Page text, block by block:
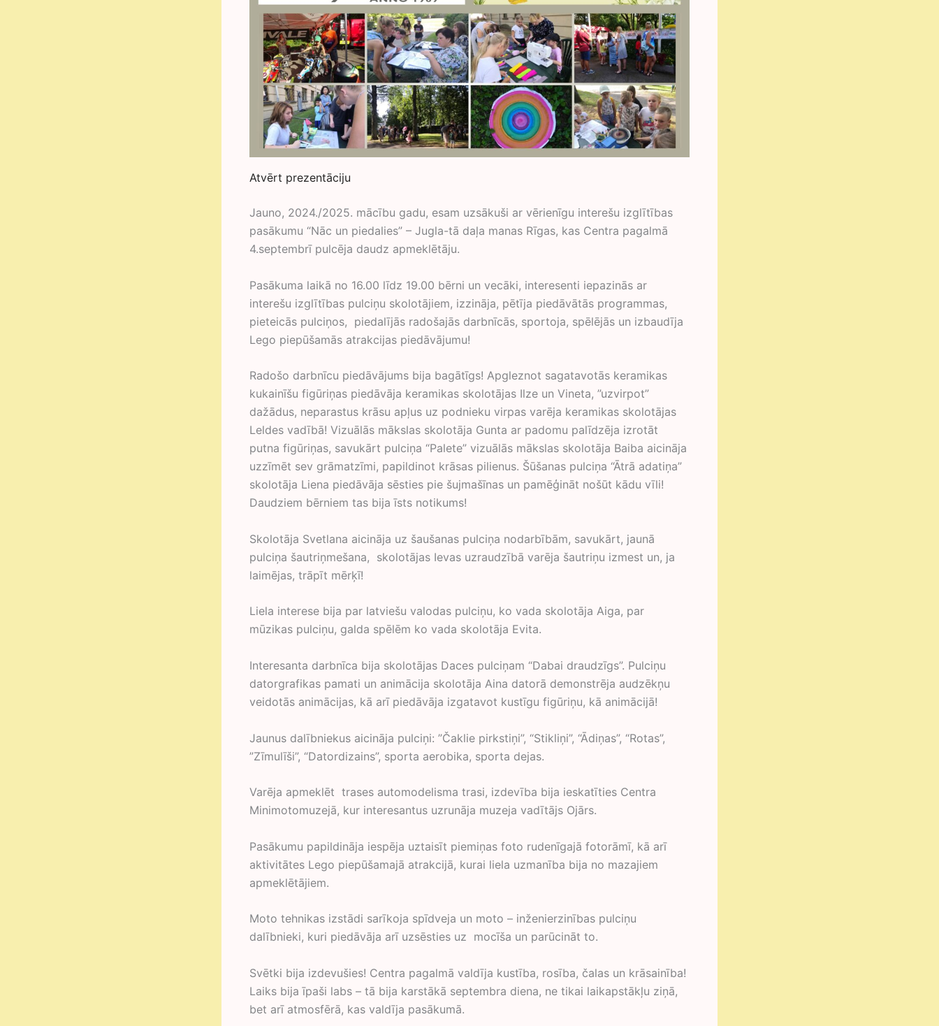
Atvērt prezentāciju
Jauno, 2024./2025. mācību gadu, esam uzsākuši ar vērienīgu interešu izglītības
pasākumu “Nāc un piedalies” – Jugla-tā daļa manas Rīgas, kas Centra pagalmā
4.septembrī pulcēja daudz apmeklētāju.
Pasākuma laikā no 16.00 līdz 19.00 bērni un vecāki, interesenti iepazinās ar
interešu izglītības pulciņu skolotājiem, izzināja, pētīja piedāvātās programmas,
pieteicās pulciņos, piedalījās radošajās darbnīcās, sportoja, spēlējās un izbaudīja
Lego piepūšamās atrakcijas piedāvājumu!
Radošo darbnīcu piedāvājums bija bagātīgs! Apgleznot sagatavotās keramikas
kukainīšu figūriņas piedāvāja keramikas skolotājas Ilze un Vineta, ”uzvirpot”
dažādus, neparastus krāsu apļus uz podnieku virpas varēja keramikas skolotājas
Leldes vadībā! Vizuālās mākslas skolotāja Gunta ar padomu palīdzēja izrotāt
putna figūriņas, savukārt pulciņa “Palete” vizuālās mākslas skolotāja Baiba aicināja
uzzīmēt sev grāmatzīmi, papildinot krāsas pilienus. Šūšanas pulciņa “Ātrā adatiņa”
skolotāja Liena piedāvāja sēsties pie šujmašīnas un pamēģināt nošūt kādu vīli!
Daudziem bērniem tas bija īsts notikums!
Skolotāja Svetlana aicināja uz šaušanas pulciņa nodarbībām, savukārt, jaunā
pulciņa šautriņmešana, skolotājas Ievas uzraudzībā varēja šautriņu izmest un, ja
laimējas, trāpīt mērķī!
Liela interese bija par latviešu valodas pulciņu, ko vada skolotāja Aiga, par
mūzikas pulciņu, galda spēlēm ko vada skolotāja Evita.
Interesanta darbnīca bija skolotājas Daces pulciņam “Dabai draudzīgs”. Pulciņu
datorgrafikas pamati un animācija skolotāja Aina datorā demonstrēja audzēkņu
veidotās animācijas, kā arī piedāvāja izgatavot kustīgu figūriņu, kā animācijā!
Jaunus dalībniekus aicināja pulciņi: ”Čaklie pirkstiņi”, “Stikliņi”, “Ādiņas”, “Rotas”,
”Zīmulīši”, “Datordizains”, sporta aerobika, sporta dejas.
Varēja apmeklēt trases automodelisma trasi, izdevība bija ieskatīties Centra
Minimotomuzejā, kur interesantus uzrunāja muzeja vadītājs Ojārs.
Pasākumu papildināja iespēja uztaisīt piemiņas foto rudenīgajā fotorāmī, kā arī
aktivitātes Lego piepūšamajā atrakcijā, kurai liela uzmanība bija no mazajiem
apmeklētājiem.
Moto tehnikas izstādi sarīkoja spīdveja un moto – inženierzinības pulciņu
dalībnieki, kuri piedāvāja arī uzsēsties uz mocīša un parūcināt to.
Svētki bija izdevušies! Centra pagalmā valdīja kustība, rosība, čalas un krāsainība!
Laiks bija īpaši labs – tā bija karstākā septembra diena, ne tikai laikapstākļu ziņā,
bet arī atmosfērā, kas valdīja pasākumā.